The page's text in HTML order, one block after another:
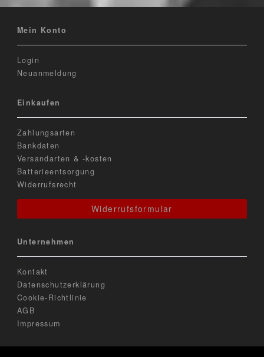
Mein Konto
Login
Neuanmeldung
Einkaufen
Zahlungsarten
Bankdaten
Versandarten & -kosten
Batterieentsorgung
Widerrufsrecht
Widerrufsformular
Unternehmen
Kontakt
Datenschutzerklärung
Cookie-Richtlinie
AGB
Impressum